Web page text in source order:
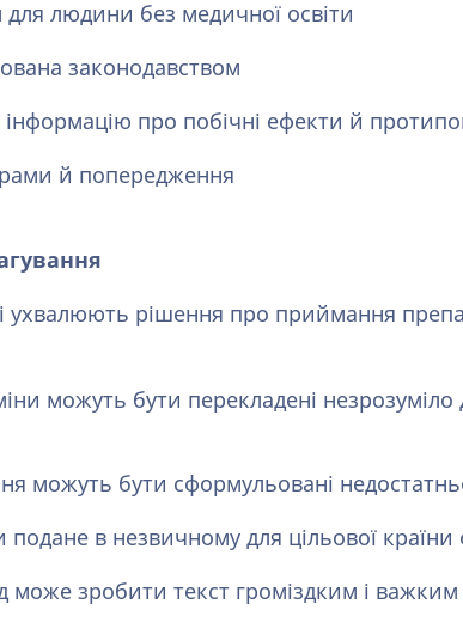
людини без медичної освіти
законодавством
інформацію про побічні ефекти й
й попередження
ухвалюють рішення про приймання
можуть бути перекладені незрозуміло
можуть бути сформульовані
в незвичному для цільової країни
може зробити текст громіздким і